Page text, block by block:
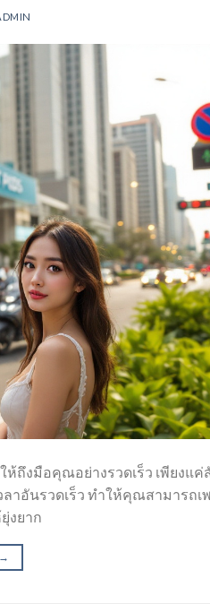
ถึงมือคุณอย่างรวดเร็ว เพียงแค่
ลาอันรวดเร็ว ทำให้คุณสามารถเ
งยาก
→